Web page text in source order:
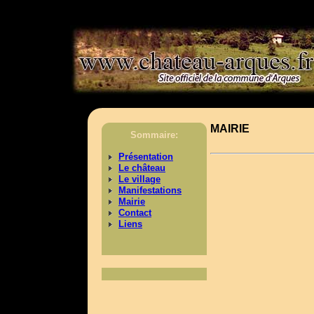
Sommaire:
Présentation
Le château
Le village
Manifestations
Mairie
Contact
Liens
MAIRIE